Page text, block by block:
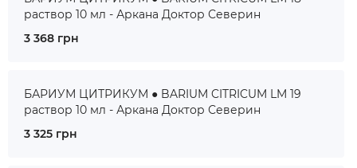
раствор 10 мл - Аркана Доктор Северин
3 368 грн
БАРИУМ ЦИТРИКУМ ● BARIUM CITRICUM LM 19
раствор 10 мл - Аркана Доктор Северин
3 325 грн